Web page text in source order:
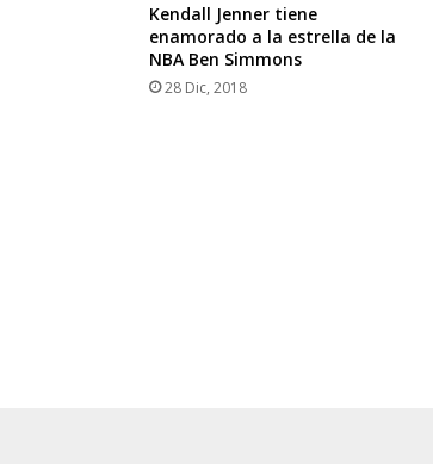
Kendall Jenner tiene
enamorado a la estrella de la
NBA Ben Simmons
28 Dic, 2018